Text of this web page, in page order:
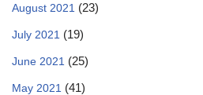
August 2021 (23)
July 2021 (19)
June 2021 (25)
May 2021 (41)